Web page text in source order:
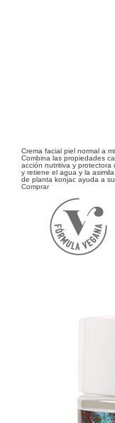
Crema facial piel normal a
Combina las propiedades
acción nutritiva y
y retiene el agua y la
de planta konjac ayuda a
Comprar